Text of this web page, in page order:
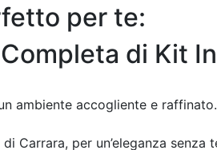
per te:
di Kit
ambiente accogliente e raffinato.
Carrara, per un’eleganza senza